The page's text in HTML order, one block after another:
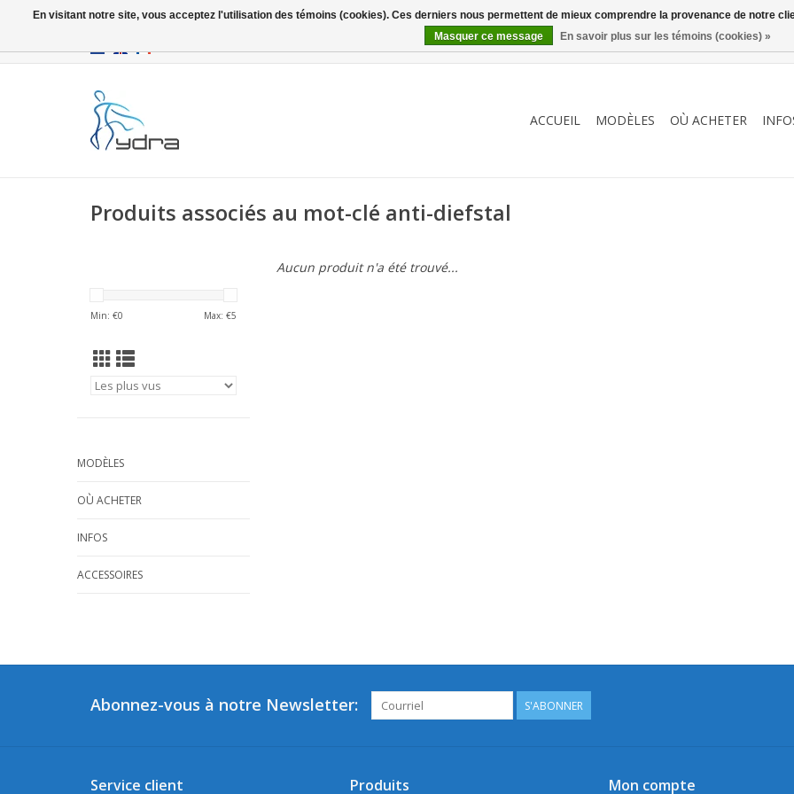
ACCUEIL MODÈLES OÙ ACHETER
Produits associés au mot-clé anti-diefstal
Min: €0 Max: €5
MODÈLES
OÙ ACHETER
INFOS
ACCESSOIRES
Aucun produit n'a été trouvé...
Abonnez-vous à notre Newsletter: S'ABONNER
Service client Produits Mon compte
En visitant notre site, vous acceptez l'utilisation des témoins (cookies). Ces derniers nous permettent de mieux comprendre la provenance de notre
Masquer ce message
En savoir plus sur les témoins (cookies) »